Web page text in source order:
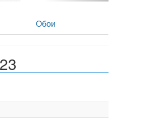
Обои